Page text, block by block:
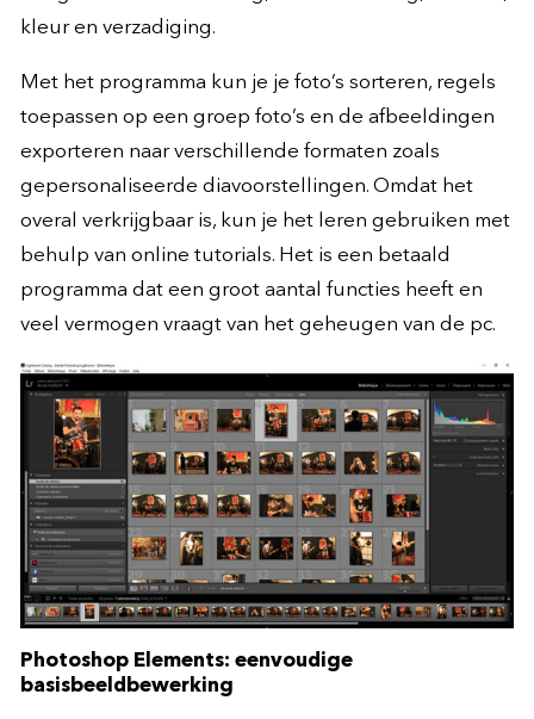
kleur en verzadiging.
Met het programma kun je je foto’s sorteren, regels
toepassen op een groep foto’s en de afbeeldingen
exporteren naar verschillende formaten zoals
gepersonaliseerde diavoorstellingen. Omdat het
overal verkrijgbaar is, kun je het leren gebruiken met
behulp van online tutorials. Het is een betaald
programma dat een groot aantal functies heeft en
veel vermogen vraagt van het geheugen van de pc.
Photoshop Elements: eenvoudige
basisbeeldbewerking